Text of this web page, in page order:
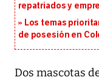
repatriados y
Los temas
de posesión en
Dos mascotas